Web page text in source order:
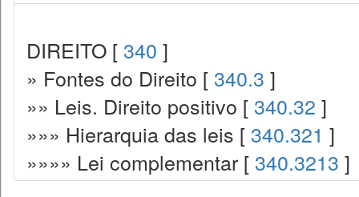
DIREITO [ 340 ]
» Fontes do Direito [ 340.3 ]
»» Leis. Direito positivo [ 340.32 ]
»»» Hierarquia das leis [ 340.321 ]
»»»» Lei complementar [ 340.3213 ]